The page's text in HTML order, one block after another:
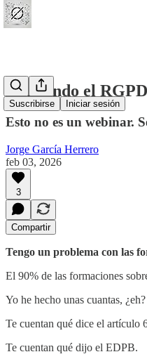
Suscribirse Iniciar sesión
Aplicando el
Esto no es un webinar.
Jorge García Herrero
feb 03, 2026
3
Compartir
Tengo un problema con las
El 90% de las formaciones
Yo he hecho unas cuantas, ¿eh?
Te cuentan qué dice el artículo
Te cuentan qué dijo el EDPB.